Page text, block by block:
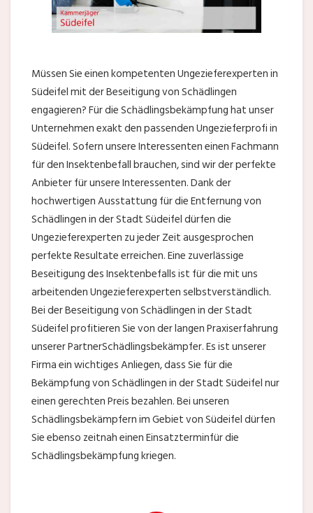
Müssen Sie einen kompetenten Ungezieferexperten in
Südeifel mit der Beseitigung von Schädlingen
engagieren? Für die Schädlingsbekämpfung hat unser
Unternehmen exakt den passenden Ungezieferprofi in
Südeifel. Sofern unsere Interessenten einen Fachmann
für den Insektenbefall brauchen, sind wir der perfekte
Anbieter für unsere Interessenten. Dank der
hochwertigen Ausstattung für die Entfernung von
Schädlingen in der Stadt Südeifel dürfen die
Ungezieferexperten zu jeder Zeit ausgesprochen
perfekte Resultate erreichen. Eine zuverlässige
Beseitigung des Insektenbefalls ist für die mit uns
arbeitenden Ungezieferexperten selbstverständlich.
Bei der Beseitigung von Schädlingen in der Stadt
Südeifel profitieren Sie von der langen Praxiserfahrung
unserer PartnerSchädlingsbekämpfer. Es ist unserer
Firma ein wichtiges Anliegen, dass Sie für die
Bekämpfung von Schädlingen in der Stadt Südeifel nur
einen gerechten Preis bezahlen. Bei unseren
Schädlingsbekämpfern im Gebiet von Südeifel dürfen
Sie ebenso zeitnah einen Einsatzterminfür die
Schädlingsbekämpfung kriegen.